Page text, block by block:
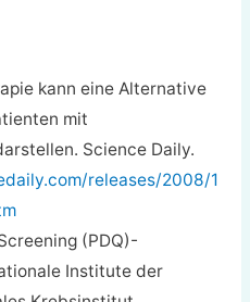
kann eine Alternative
mit
Science Daily.
releases/2008/1
(PDQ)-
Institute der